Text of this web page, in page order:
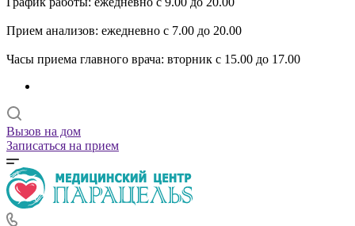
Прием анализов: ежедневно с 7.00 до 20.00
Часы приема главного врача: вторник с 15.00 до 17.00
Вызов на дом
Записаться на прием